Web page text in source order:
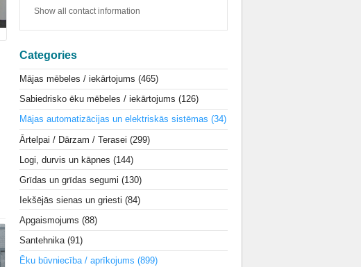
Show all contact information
Categories
Mājas mēbeles / iekārtojums (465)
Sabiedrisko ēku mēbeles / iekārtojums (126)
Mājas automatizācijas un elektriskās sistēmas (34)
Ārtelpai / Dārzam / Terasei (299)
Logi, durvis un kāpnes (144)
Grīdas un grīdas segumi (130)
Iekšējās sienas un griesti (84)
Apgaismojums (88)
Santehnika (91)
Ēku būvniecība / aprīkojums (899)